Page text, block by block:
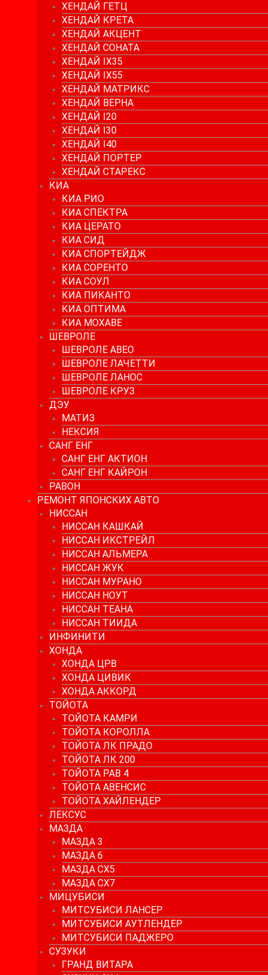
ХЕНДАЙ ГЕТЦ
ХЕНДАЙ КРЕТА
ХЕНДАЙ АКЦЕНТ
ХЕНДАЙ СОНАТА
ХЕНДАЙ IX35
ХЕНДАЙ IX55
ХЕНДАЙ МАТРИКС
ХЕНДАЙ ВЕРНА
ХЕНДАЙ I20
ХЕНДАЙ I30
ХЕНДАЙ I40
ХЕНДАЙ ПОРТЕР
ХЕНДАЙ СТАРЕКС
КИА
КИА РИО
КИА СПЕКТРА
КИА ЦЕРАТО
КИА СИД
КИА СПОРТЕЙДЖ
КИА СОРЕНТО
КИА СОУЛ
КИА ПИКАНТО
КИА ОПТИМА
КИА МОХАВЕ
ШЕВРОЛЕ
ШЕВРОЛЕ АВЕО
ШЕВРОЛЕ ЛАЧЕТТИ
ШЕВРОЛЕ ЛАНОС
ШЕВРОЛЕ КРУЗ
ДЭУ
МАТИЗ
НЕКСИЯ
САНГ ЕНГ
САНГ ЕНГ АКТИОН
САНГ ЕНГ КАЙРОН
РАВОН
РЕМОНТ ЯПОНСКИХ АВТО
НИССАН
НИССАН КАШКАЙ
НИССАН ИКСТРЕЙЛ
НИССАН АЛЬМЕРА
НИССАН ЖУК
НИССАН МУРАНО
НИССАН НОУТ
НИССАН ТЕАНА
НИССАН ТИИДА
ИНФИНИТИ
ХОНДА
ХОНДА ЦРВ
ХОНДА ЦИВИК
ХОНДА АККОРД
ТОЙОТА
ТОЙОТА КАМРИ
ТОЙОТА КОРОЛЛА
ТОЙОТА ЛК ПРАДО
ТОЙОТА ЛК 200
ТОЙОТА РАВ 4
ТОЙОТА АВЕНСИС
ТОЙОТА ХАЙЛЕНДЕР
ЛЕКСУС
МАЗДА
МАЗДА 3
МАЗДА 6
МАЗДА СХ5
МАЗДА СХ7
МИЦУБИСИ
МИТСУБИСИ ЛАНСЕР
МИТСУБИСИ АУТЛЕНДЕР
МИТСУБИСИ ПАДЖЕРО
СУЗУКИ
ГРАНД ВИТАРА